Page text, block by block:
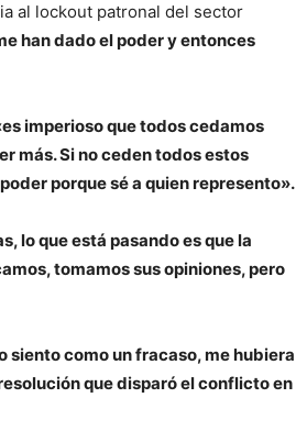
al lockout patronal del sector
han dado el poder y entonces
imperioso que todos cedamos
más. Si no ceden todos estos
porque sé a quien represento».
lo que está pasando es que la
tomamos sus opiniones, pero
siento como un fracaso, me hubiera
que disparó el conflicto en